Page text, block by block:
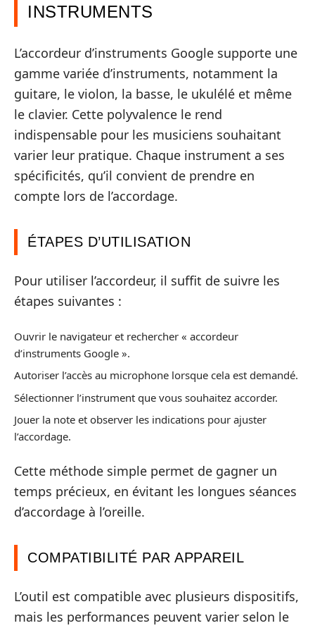
INSTRUMENTS
L’accordeur d’instruments Google supporte une
gamme variée d’instruments, notamment la
guitare, le violon, la basse, le ukulélé et même
le clavier. Cette polyvalence le rend
indispensable pour les musiciens souhaitant
varier leur pratique. Chaque instrument a ses
spécificités, qu’il convient de prendre en
compte lors de l’accordage.
ÉTAPES D’UTILISATION
Pour utiliser l’accordeur, il suffit de suivre les
étapes suivantes :
Ouvrir le navigateur et rechercher « accordeur
d’instruments Google ».
Autoriser l’accès au microphone lorsque cela est demandé.
Sélectionner l’instrument que vous souhaitez accorder.
Jouer la note et observer les indications pour ajuster
l’accordage.
Cette méthode simple permet de gagner un
temps précieux, en évitant les longues séances
d’accordage à l’oreille.
COMPATIBILITÉ PAR APPAREIL
L’outil est compatible avec plusieurs dispositifs,
mais les performances peuvent varier selon le